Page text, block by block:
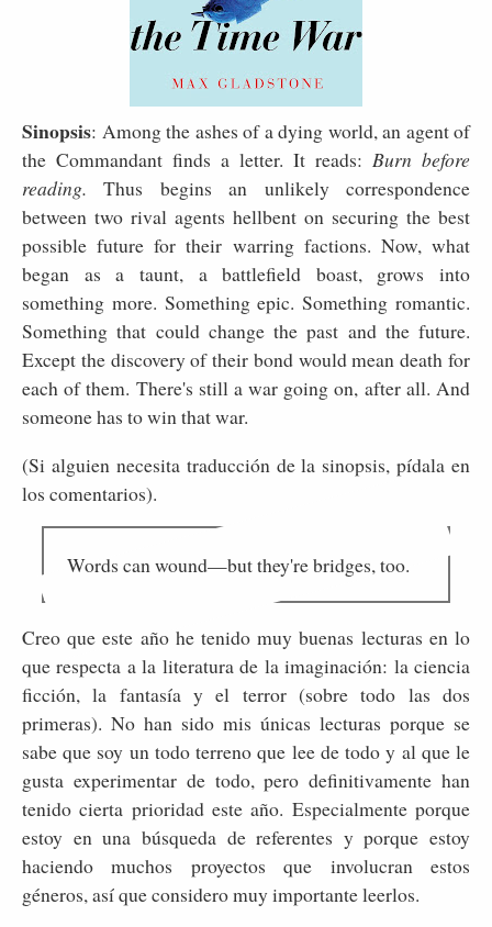
Sinopsis: Among the ashes of a dying world, an agent of
the Commandant finds a letter. It reads: Burn before
reading. Thus begins an unlikely correspondence
between two rival agents hellbent on securing the best
possible future for their warring factions. Now, what
began as a taunt, a battlefield boast, grows into
something more. Something epic. Something romantic.
Something that could change the past and the future.
Except the discovery of their bond would mean death for
each of them. There's still a war going on, after all. And
someone has to win that war.
(Si alguien necesita traducción de la sinopsis, pídala en
los comentarios).
Words can wound—but they're bridges, too.
Creo que este año he tenido muy buenas lecturas en lo
que respecta a la literatura de la imaginación: la ciencia
ficción, la fantasía y el terror (sobre todo las dos
primeras). No han sido mis únicas lecturas porque se
sabe que soy un todo terreno que lee de todo y al que le
gusta experimentar de todo, pero definitivamente han
tenido cierta prioridad este año. Especialmente porque
estoy en una búsqueda de referentes y porque estoy
haciendo muchos proyectos que involucran estos
géneros, así que considero muy importante leerlos.